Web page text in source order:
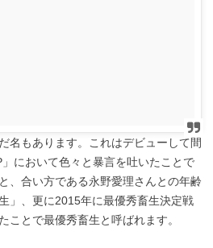
名もあります。これはデビューして間
において色々と暴言を吐いたことで
、合い方である永野愛理さんとの年齢
」、更に2015年に最優秀畜生決定戦
ことで最優秀畜生と呼ばれます。